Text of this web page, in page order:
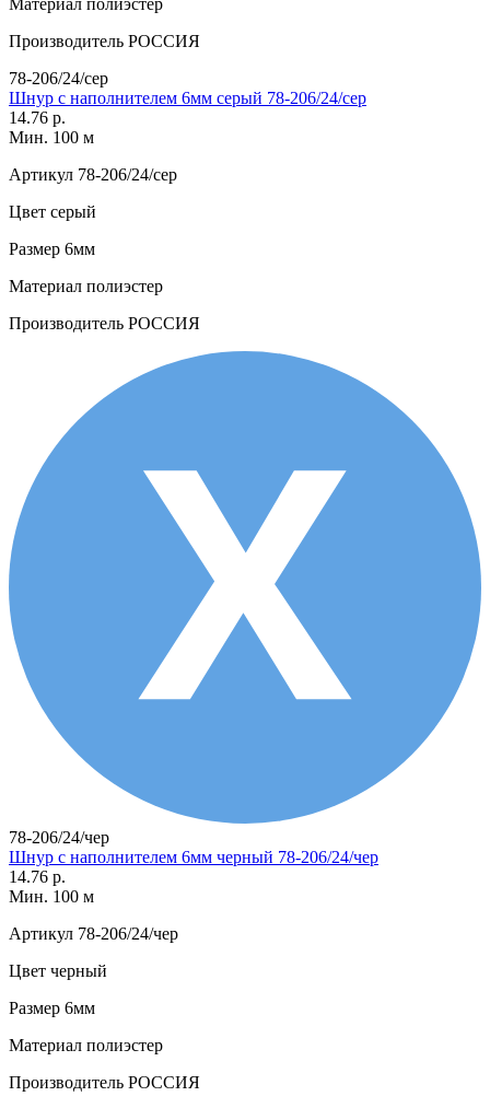
Производитель РОССИЯ
78-206/24/сер
Шнур с наполнителем 6мм серый 78-206/24/сер
14.76 р.
Мин. 100 м
Артикул 78-206/24/сер
Цвет серый
Размер 6мм
Материал полиэстер
Производитель РОССИЯ
78-206/24/чер
Шнур с наполнителем 6мм черный 78-206/24/чер
14.76 р.
Мин. 100 м
Артикул 78-206/24/чер
Цвет черный
Размер 6мм
Материал полиэстер
Производитель РОССИЯ